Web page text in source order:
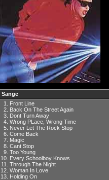
Sange
1. Front Line
2. Back On The Street Again
3. Dont Turn Away
4. Wrong PLace, Wrong Time
5. Never Let The Rock Stop
6. Come Back
7. Magic
8. Cant Stop
9. Too Young
10. Every Schoolboy Knows
11. Through The Night
12. Woman In Love
13. Holding On